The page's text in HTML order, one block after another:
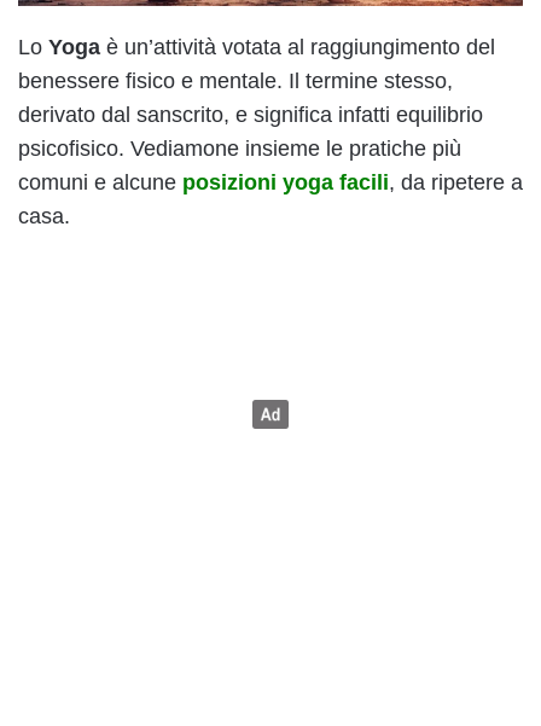
Lo Yoga è un’attività votata al raggiungimento del
benessere fisico e mentale. Il termine stesso,
derivato dal sanscrito, e significa infatti equilibrio
psicofisico. Vediamone insieme le pratiche più
comuni e alcune posizioni yoga facili, da ripetere a
casa.